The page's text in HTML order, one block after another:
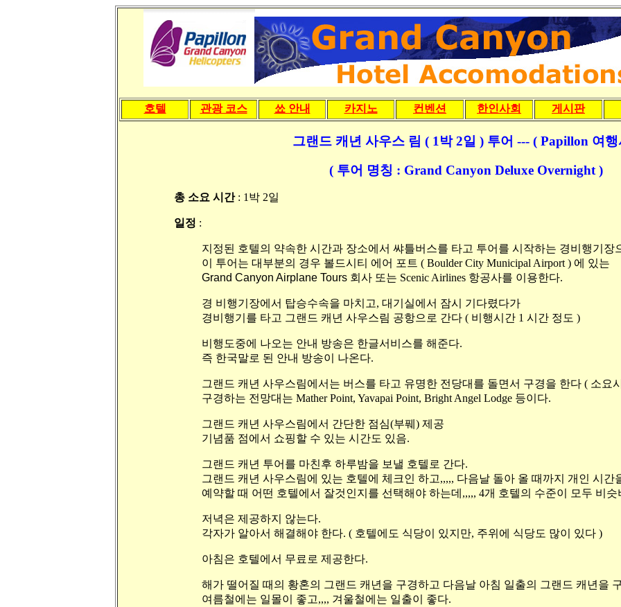
호텔 관광 코스 쑈 안내 카지노 컨벤션 한인사회 게시판
그랜드 캐년 사우스 림 ( 1박 2일 ) 투어 --- ( Papillon 여행
( 투어 명칭 : Grand Canyon Deluxe Overnight )
총 소요 시간: 1박 2일
일정 :
지정된 호텔의 약속한 시간과 장소에서 쌰틀버스를 타고 투어를 시작하는 경비행기장
이 투어는 대부분의 경우 볼드시티 에어 포트 ( Boulder City Municipal Airport ) 에 있는
Grand Canyon Airplane Tours 회사 또는 Scenic Airlines 항공사를 이용한다.
경 비행기장에서 탑승수속을 마치고, 대기실에서 잠시 기다렸다가
경비행기를 타고 그랜드 캐년 사우스림 공항으로 간다 ( 비행시간 1 시간 정도 )
비행도중에 나오는 안내 방송은 한글서비스를 해준다.
즉 한국말로 된 안내 방송이 나온다.
그랜드 캐년 사우스림에서는 버스를 타고 유명한 전당대를 돌면서 구경을 한다 ( 소요
구경하는 전망대는 Mather Point, Yavapai Point, Bright Angel Lodge 등이다.
그랜드 캐년 사우스림에서 간단한 점심(부풰 ) 제공
기념품 점에서 쇼핑할 수 있는 시간도 있음.
그랜드 캐년 투어를 마친후 하루밤을 보낼 호텔로 간다.
그랜드 캐년 사우스림에 있는 호텔에 체크인 하고,,,,, 다음날 돌아 올 때까지 개인 시간
예약할 때 어떤 호텔에서 잘것인지를 선택해야 하는데,,,,, 4개 호텔의 수준이 모두 비슷
저녁은 제공하지 않는다.
각자가 알아서 해결해야 한다. ( 호텔에도 식당이 있지만, 주위에 식당도 많이 있다 )
아침은 호텔에서 무료로 제공한다.
해가 떨어질 때의 황혼의 그랜드 캐년을 구경하고 다음날 아침 일출의 그랜드 캐년을
여름철에는 일몰이 좋고,,,, 겨울철에는 일출이 좋다.